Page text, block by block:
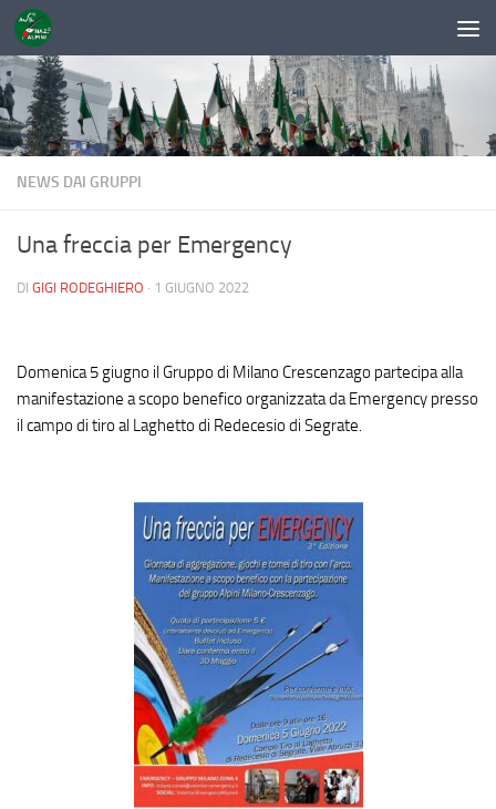
Sotto il contenuto
NEWS DAI GRUPPI
Una freccia per Emergency
DI GIGI RODEGHIERO · 1 GIUGNO 2022
Domenica 5 giugno il Gruppo di Milano Crescenzago partecipa alla
manifestazione a scopo benefico organizzata da Emergency presso
il campo di tiro al Laghetto di Redecesio di Segrate.